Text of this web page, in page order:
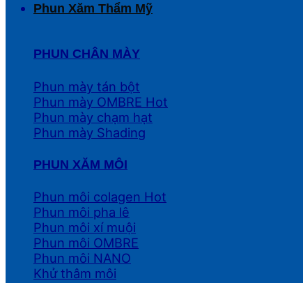
Phun Xăm Thẩm Mỹ
PHUN CHÂN MÀY
Phun mày tán bột
Phun mày OMBRE
Phun mày chạm hạt
Phun mày Shading
PHUN XĂM MÔI
Phun môi colagen
Phun môi pha lê
Phun môi xí muội
Phun môi OMBRE
Phun môi NANO
Khử thâm môi